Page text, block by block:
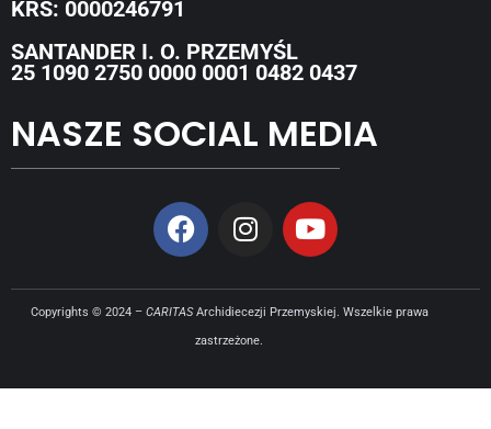
KRS: 0000246791
SANTANDER I. O. PRZEMYŚL
25 1090 2750 0000 0001 0482 0437
NASZE SOCIAL MEDIA
Copyrights © 2024 – CARITASArchidiecezji Przemyskiej. Wszelkie prawa
zastrzeżone.